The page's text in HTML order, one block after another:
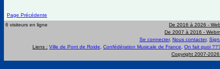
Page Précédente
6 visiteurs en ligne
De 2016 à 2026 -
De 2007 à 2016 -
Se connecter, Nous contacter,
Liens : Ville de Pont de Roide Confédération Musicale de France
On fait quoi
Copyright 2007-